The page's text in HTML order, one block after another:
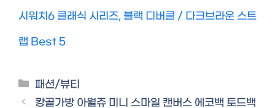
시워치6 클래식 시리즈, 블랙 디버클 / 다크브라운 스트
랩 Best 5
Categories
패션/뷰티
캉골가방 아월쥬 미니 스마일 캔버스 에코백 토드백